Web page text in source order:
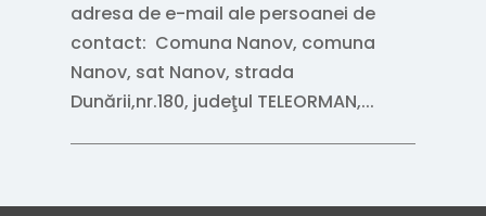
adresa de e-mail ale persoanei de
contact: Comuna Nanov, comuna
Nanov, sat Nanov, strada
Dunării,nr.180, judeţul TELEORMAN,...